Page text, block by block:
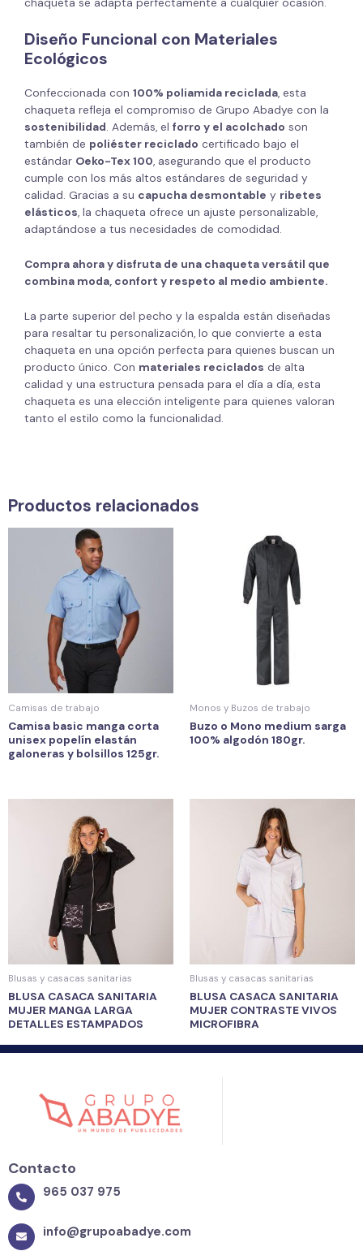
Diseño Funcional con Materiales
Ecológicos
Confeccionada con 100% poliamida reciclada, esta
chaqueta refleja el compromiso de Grupo Abadye con la
sostenibilidad. Además, el forro y el acolchado son
también de poliéster reciclado certificado bajo el
estándar Oeko-Tex 100, asegurando que el producto
cumple con los más altos estándares de seguridad y
calidad. Gracias a su capucha desmontable y ribetes
elásticos, la chaqueta ofrece un ajuste personalizable,
adaptándose a tus necesidades de comodidad.
Compra ahora y disfruta de una chaqueta versátil que
combina moda, confort y respeto al medio ambiente.
La parte superior del pecho y la espalda están diseñadas
para resaltar tu personalización, lo que convierte a esta
chaqueta en una opción perfecta para quienes buscan un
producto único. Con materiales reciclados de alta
calidad y una estructura pensada para el día a día, esta
chaqueta es una elección inteligente para quienes valoran
tanto el estilo como la funcionalidad.
Productos relacionados
Camisas de trabajo
Camisa basic manga corta
unisex popelín elastán
galoneras y bolsillos 125gr.
Monos y Buzos de trabajo
Buzo o Mono medium sarga
100% algodón 180gr.
Blusas y casacas sanitarias
BLUSA CASACA SANITARIA
MUJER MANGA LARGA
DETALLES ESTAMPADOS
Blusas y casacas sanitarias
BLUSA CASACA SANITARIA
MUJER CONTRASTE VIVOS
MICROFIBRA
Contacto
965 037 975
info@grupoabadye.com